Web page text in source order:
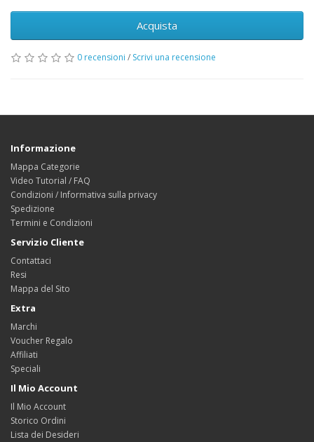
Acquista
0 recensioni / Scrivi una recensione
Informazione
Mappa Categorie
Video Tutorial / FAQ
Condizioni / Informativa sulla privacy
Spedizione
Termini e Condizioni
Servizio Cliente
Contattaci
Resi
Mappa del Sito
Extra
Marchi
Voucher Regalo
Affiliati
Speciali
Il Mio Account
Il Mio Account
Storico Ordini
Lista dei Desideri